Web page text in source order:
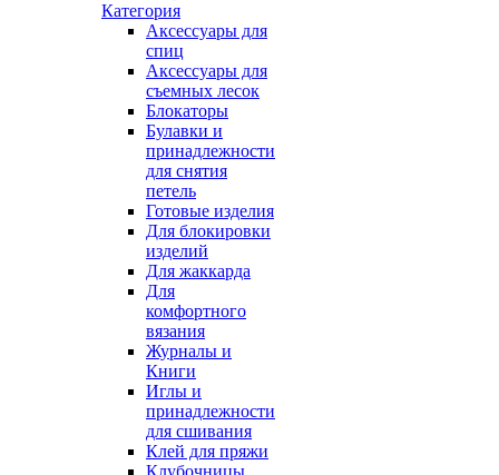
Категория
Аксессуары для
спиц
Аксессуары для
съемных лесок
Блокаторы
Булавки и
принадлежности
для снятия
петель
Готовые изделия
Для блокировки
изделий
Для жаккарда
Для
комфортного
вязания
Журналы и
Книги
Иглы и
принадлежности
для сшивания
Клей для пряжи
Клубочницы